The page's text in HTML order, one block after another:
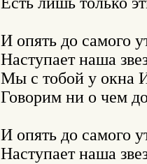
И опять до самого
Наступает наша
Мы с тобой у окна
Говорим ни о чем
И опять до самого
Наступает наша